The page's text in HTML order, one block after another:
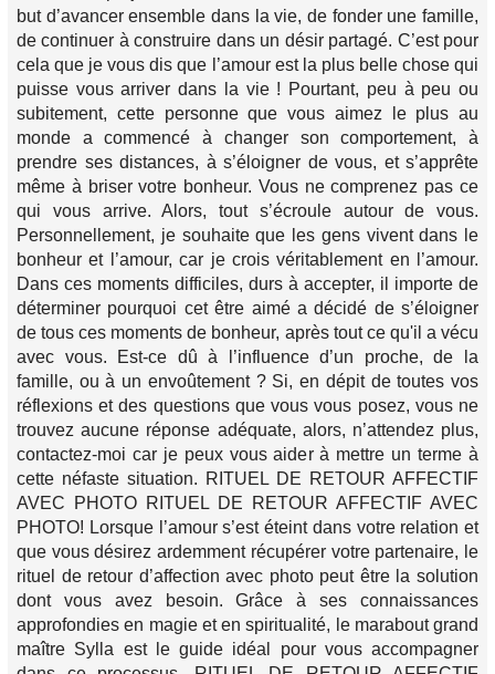
but d’avancer ensemble dans la vie, de fonder une famille,
de continuer à construire dans un désir partagé. C’est pour
cela que je vous dis que l’amour est la plus belle chose qui
puisse vous arriver dans la vie ! Pourtant, peu à peu ou
subitement, cette personne que vous aimez le plus au
monde a commencé à changer son comportement, à
prendre ses distances, à s’éloigner de vous, et s’apprête
même à briser votre bonheur. Vous ne comprenez pas ce
qui vous arrive. Alors, tout s’écroule autour de vous.
Personnellement, je souhaite que les gens vivent dans le
bonheur et l’amour, car je crois véritablement en l’amour.
Dans ces moments difficiles, durs à accepter, il importe de
déterminer pourquoi cet être aimé a décidé de s’éloigner
de tous ces moments de bonheur, après tout ce qu'il a vécu
avec vous. Est-ce dû à l’influence d’un proche, de la
famille, ou à un envoûtement ? Si, en dépit de toutes vos
réflexions et des questions que vous vous posez, vous ne
trouvez aucune réponse adéquate, alors, n’attendez plus,
contactez-moi car je peux vous aider à mettre un terme à
cette néfaste situation. RITUEL DE RETOUR AFFECTIF
AVEC PHOTO RITUEL DE RETOUR AFFECTIF AVEC
PHOTO! Lorsque l’amour s’est éteint dans votre relation et
que vous désirez ardemment récupérer votre partenaire, le
rituel de retour d’affection avec photo peut être la solution
dont vous avez besoin. Grâce à ses connaissances
approfondies en magie et en spiritualité, le marabout grand
maître Sylla est le guide idéal pour vous accompagner